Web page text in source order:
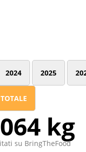
2024 2025
TOTALE
kg
su BringTheFood